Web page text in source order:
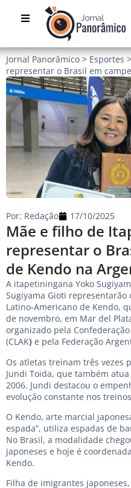
Jornal Panorâmico > Esportes >
representar o Brasil em
Mãe e filho de
representar o
de Kendo na
Por: Redação 17/10/2025
A itapetiningana Yoko
Sugiyama Gioti representarão
Latino-Americano de Kendo,
de novembro, em Mar del
organizado pela
(CLAK) e pela Federação
Os atletas treinam três vezes
Jundi Toida, que também
2006. Jundi destacou o
evolução constante nos
O Kendo, arte marcial
espada”, utiliza espadas de
No Brasil, a modalidade
japoneses e hoje é
Kendo.
Filha de imigrantes